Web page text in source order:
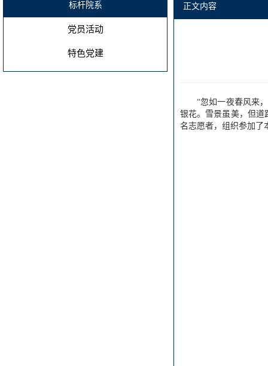
标杆院系
党员活动
特色党建
正文内容
“忽如一夜春风来
银花。雪景虽美，但道
名志愿者，组织参加了